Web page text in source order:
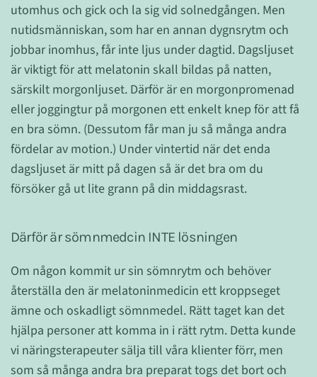
utomhus och gick och la sig vid solnedgången. Men
nutidsmänniskan, som har en annan dygnsrytm och
jobbar inomhus, får inte ljus under dagtid. Dagsljuset
är viktigt för att melatonin skall bildas på natten,
särskilt morgonljuset. Därför är en morgonpromenad
eller joggingtur på morgonen ett enkelt knep för att få
en bra sömn. (Dessutom får man ju så många andra
fördelar av motion.) Under vintertid när det enda
dagsljuset är mitt på dagen så är det bra om du
försöker gå ut lite grann på din middagsrast.
Därför är sömnmedcin INTE lösningen
Om någon kommit ur sin sömnrytm och behöver
återställa den är melatoninmedicin ett kroppseget
ämne och oskadligt sömnmedel. Rätt taget kan det
hjälpa personer att komma in i rätt rytm. Detta kunde
vi näringsterapeuter sälja till våra klienter förr, men
som så många andra bra preparat togs det bort och